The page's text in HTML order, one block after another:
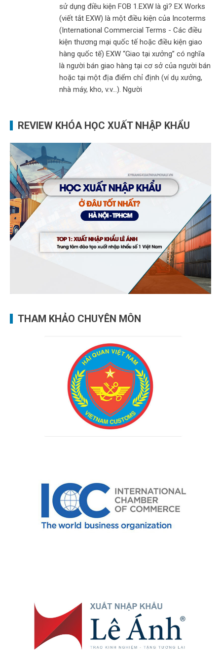
sử dụng điều kiện FOB 1.EXW là gì? EX Works
(viết tắt EXW) là một điều kiện của Incoterms
(International Commercial Terms - Các điều
kiện thương mại quốc tế hoặc điều kiện giao
hàng quốc tế) EXW “Giao tại xưởng” có nghĩa
là người bán giao hàng tại cơ sở của người bán
hoặc tại một địa điểm chỉ định (ví dụ xưởng,
nhà máy, kho, v.v…). Người
REVIEW KHÓA HỌC XUẤT NHẬP KHẨU
THAM KHẢO CHUYÊN MÔN